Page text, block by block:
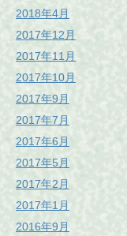
2018年4月
2017年12月
2017年11月
2017年10月
2017年9月
2017年7月
2017年6月
2017年5月
2017年2月
2017年1月
2016年9月